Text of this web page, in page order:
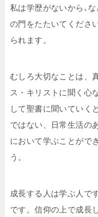
私は学歴がないから､
の門をたたいてくださ
られます。
むしろ大切なことは、
ス・キリストに聞く心
して聖書に聞いていく
ではない、日常生活の
において学ぶことがで
う。
成長する人は学ぶ人で
です。信仰の上で成長